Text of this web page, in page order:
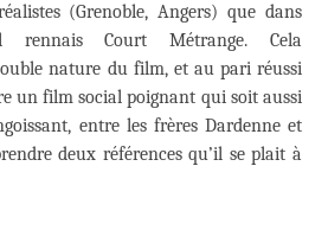
(Grenoble, Angers) que dans
rennais Court Métrange. Cela
nature du film, et au pari réussi
un film social poignant qui soit aussi
entre les frères Dardenne et
deux références qu’il se plait à